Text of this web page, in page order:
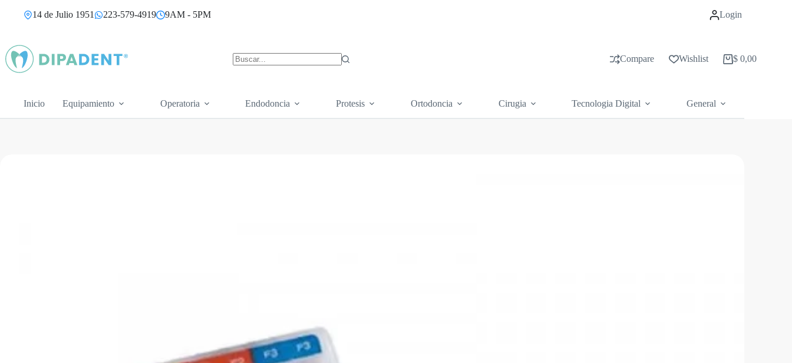
14 de Julio 1951 223-579-4919 9AM - 5PM Login
Compare Wishlist
Carrito
$ 0,00
Inicio Equipamiento Operatoria Endodoncia Protesis Ortodoncia Cirugia Tecnologia Digital General